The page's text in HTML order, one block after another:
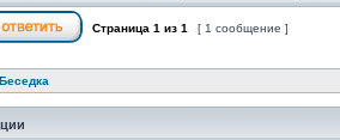
Страница 1 из 1 [ 1 сообщение ]
Беседка